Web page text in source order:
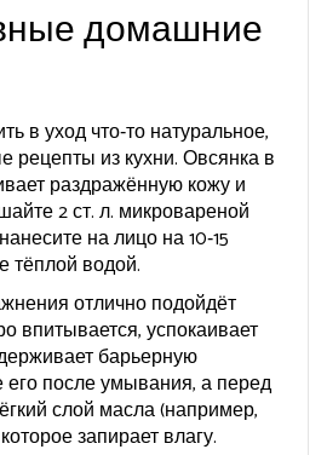
домашние
в уход что‑то натуральное,
рецепты из кухни. Овсянка в
раздражённую кожу и
2 ст. л. микровареной
на лицо на 10‑15
тёплой водой.
отлично подойдёт
впитывается, успокаивает
барьерную
после умывания, а перед
слой масла (например,
запирает влагу.